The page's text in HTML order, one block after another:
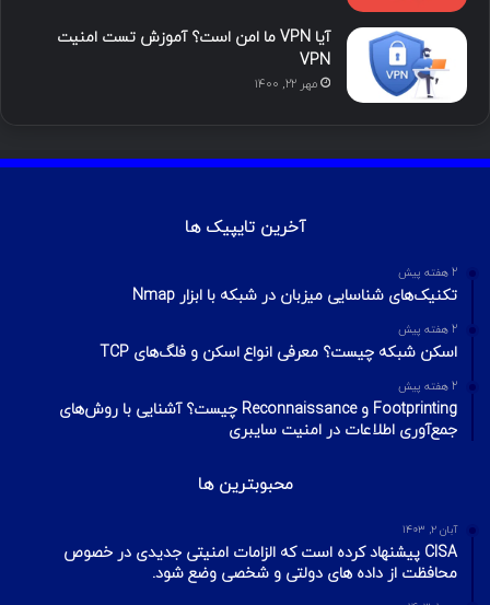
آیا VPN ما امن است؟ آموزش تست امنیت
VPN
مهر ۲۲, ۱۴۰۰
آخرین تایپیک ها
2 هفته پیش
تکنیک‌های شناسایی میزبان در شبکه با ابزار Nmap
2 هفته پیش
اسکن شبکه چیست؟ معرفی انواع اسکن و فلگ‌های TCP
2 هفته پیش
Footprinting و Reconnaissance چیست؟ آشنایی با روش‌های
جمع‌آوری اطلاعات در امنیت سایبری
محبوبترین ها
آبان ۲, ۱۴۰۳
CISA پیشنهاد کرده است که الزامات امنیتی جدیدی در خصوص
محافظت از داده های دولتی و شخصی وضع شود.